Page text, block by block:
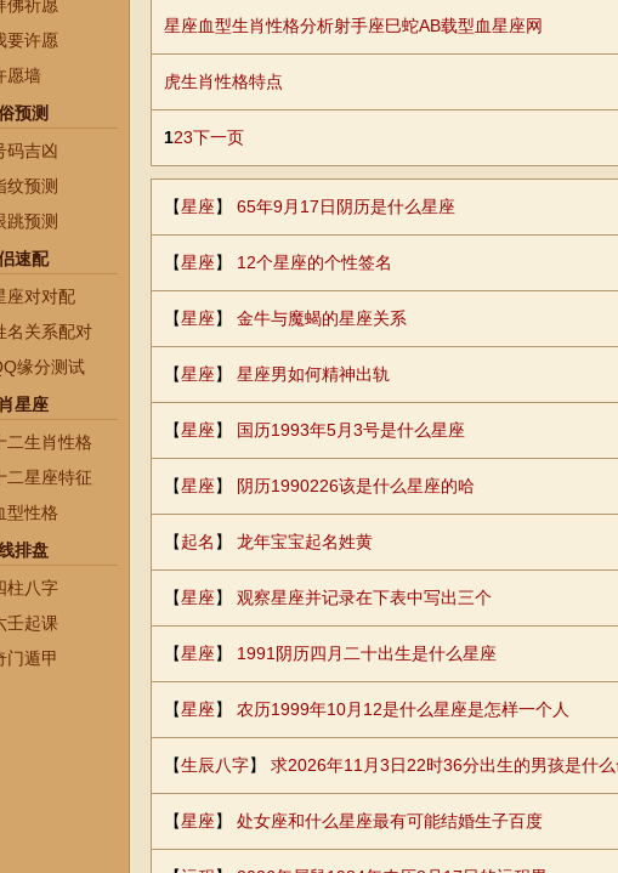
佛祈愿
要许愿
愿墙
预测
码吉凶
纹预测
跳预测
速配
座对对配
名关系配对
缘分测试
星座
二生肖性格
二星座特征
型性格
排盘
柱八字
壬起课
门遁甲
星座血型生肖性格分析射手座巳蛇AB载型血星座网
虎生肖性格特点
123下一页
【星座】 65年9月17日阴历是什么星座
【星座】 12个星座的个性签名
【星座】 金牛与魔蝎的星座关系
【星座】 星座男如何精神出轨
【星座】 国历1993年5月3号是什么星座
【星座】 阴历1990226该是什么星座的哈
【起名 】 龙年宝宝起名姓黄
【星座】 观察星座并记录在下表中写出三个
【星座】 1991阴历四月二十出生是什么星座
【星座】 农历1999年10月12是什么星座是怎样一个人
【生辰八字】 求2026年11月3日22时36分出生的男孩是什
【星座】 处女座和什么星座最有可能结婚生子百度